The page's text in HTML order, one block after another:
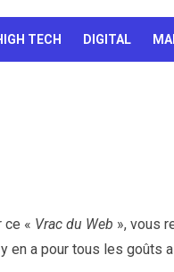
TECH DIGITAL
ce « Vrac du Web », vous
en a pour tous les goûts